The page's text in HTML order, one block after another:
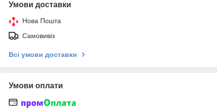
Умови доставки
Нова Пошта
Самовивіз
Всі умови доставки
Умови оплати